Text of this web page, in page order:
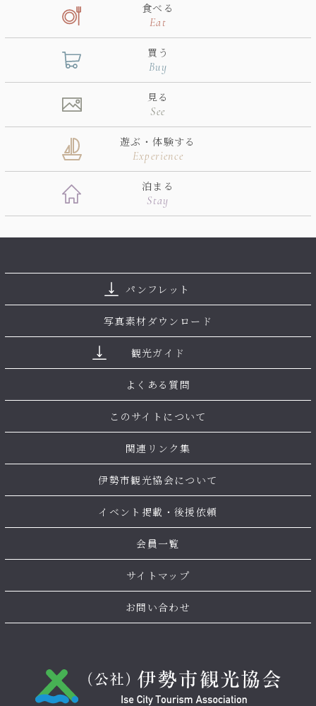
食べる
Eat
買う
Buy
見る
See
遊ぶ・体験する
Experience
泊まる
Stay
パンフレット
写真素材ダウンロード
観光ガイド
よくある質問
このサイトについて
関連リンク集
伊勢市観光協会について
イベント掲載・後援依頼
会員一覧
サイトマップ
お問い合わせ